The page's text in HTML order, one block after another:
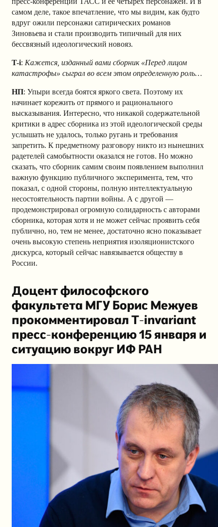
самом деле, такое впечатление, что мы видим, как будто
вдруг ожили персонажи сатирических романов
Зиновьева и стали производить типичный для них
бессвязный идеологический новояз.
T-i: Кажется, изданный вами сборник «Перед лицом
катастрофы» сыграл во всем этом определенную роль…
НП: Упыри всегда боятся яркого света. Поэтому их
начинает корежить от прямого и рационального
высказывания. Интересно, что никакой содержательной
критики в адрес сборника из этой идеологической среды
услышать не удалось, только ругань и требования
запретить. К предметному разговору никто из нынешних
радетелей самобытности оказался не готов. Но можно
сказать, что сборник самим своим появлением выполнил
важную функцию публичного эксперимента, тем, что
показал, с одной стороны, полную интеллектуальную
несостоятельность партии войны. А с другой —
продемонстрировал огромную солидарность с авторами
сборника, которая хотя и не может сейчас проявить себя
публично, но, тем не менее, достаточно ясно показывает
очень высокую степень неприятия изоляционистского
дискурса, который сейчас навязывается обществу в
России.
Доцент философского
факультета МГУ Борис Межуев
прокомментировал T-invariant
пресс-конференцию 15 января и
ситуацию вокруг ИФ РАН